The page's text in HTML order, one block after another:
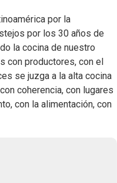
por la
por los 30 años de
la cocina de nuestro
con productores, con el
se juzga a la alta cocina
coherencia, con lugares
con la alimentación, con